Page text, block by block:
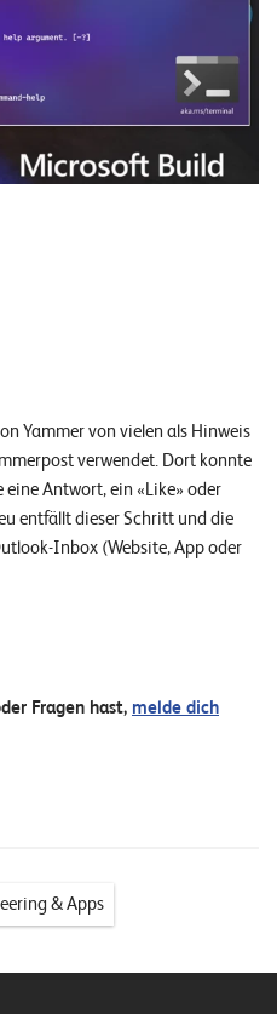
Yammer von vielen als Hinweis
verwendet. Dort konnte
Antwort, ein «Like» oder
entfällt dieser Schritt und die
Inbox (Website, App oder
Fragen hast, melde dich
& Apps